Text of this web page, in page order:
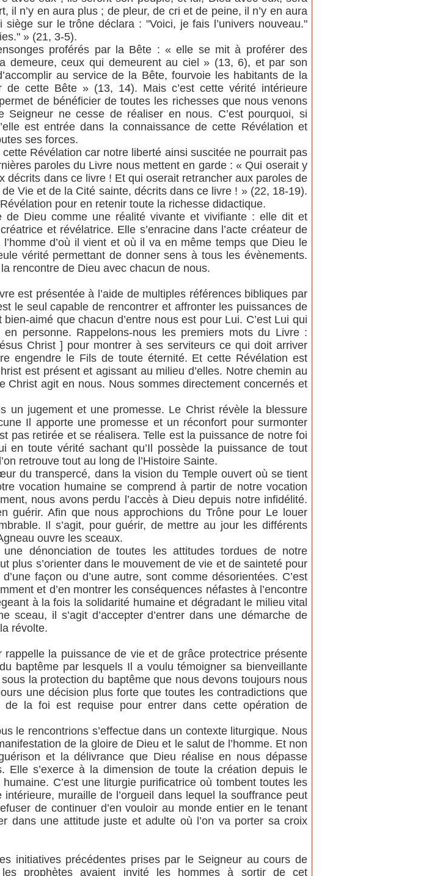
il n’y en aura plus ; de pleur, de cri et de peine, il n’y en aura
sur le trône déclara : "Voici, je fais l’univers nouveau."
» (21, 3-5).
proférés par la Bête : « elle se mit à proférer des
demeure, ceux qui demeurent au ciel » (13, 6), et par son
au service de la Bête, fourvoie les habitants de la
cette Bête » (13, 14). Mais c’est cette vérité intérieure
de bénéficier de toutes les richesses que nous venons
ne cesse de réaliser en nous. C’est pourquoi, si
est entrée dans la connaissance de cette Révélation et
ses forces.
Révélation car notre liberté ainsi suscitée ne pourrait pas
paroles du Livre nous mettent en garde : « Qui oserait y
dans ce livre ! Et qui oserait retrancher aux paroles de
Vie et de la Cité sainte, décrits dans ce livre ! » (22, 18-19).
pour en retenir toute la richesse didactique.
de Dieu comme une réalité vivante et vivifiante : elle dit et
et révélatrice. Elle s’enracine dans l’acte créateur de
d’où il vient et où il va en même temps que Dieu le
vérité permettant de donner sens à tous les évènements.
rencontre de Dieu avec chacun de nous.
est présentée à l’aide de multiples références bibliques par
le seul capable de rencontrer et affronter les puissances de
aimé que chacun d’entre nous est pour Lui. C’est Lui qui
personne. Rappelons-nous les premiers mots du Livre :
Christ ] pour montrer à ses serviteurs ce qui doit arriver
engendre le Fils de toute éternité. Et cette Révélation est
est présent et agissant au milieu d’elles. Notre chemin au
agit en nous. Nous sommes directement concernés et
un jugement et une promesse. Le Christ révèle la blessure
Il apporte une promesse et un réconfort pour surmonter
pas retirée et se réalisera. Telle est la puissance de notre foi
toute vérité sachant qu’Il possède la puissance de tout
retrouve tout au long de l’Histoire Sainte.
du transpercé, dans la vision du Temple ouvert où se tient
vocation humaine se comprend à partir de notre vocation
nous avons perdu l’accès à Dieu depuis notre infidélité.
guérir. Afin que nous approchions du Trône pour Le louer
Il s’agit, pour guérir, de mettre au jour les différents
ouvre les sceaux.
dénonciation de toutes les attitudes tordues de notre
plus s’orienter dans le mouvement de vie et de sainteté pour
façon ou d’une autre, sont comme désorientées. C’est
et d’en montrer les conséquences néfastes à l’encontre
à la fois la solidarité humaine et dégradant le milieu vital
sceau, il s’agit d’accepter d’entrer dans une démarche de
révolte.
la puissance de vie et de grâce protectrice présente
baptême par lesquels Il a voulu témoigner sa bienveillante
la protection du baptême que nous devons toujours nous
une décision plus forte que toutes les contradictions que
de la foi est requise pour entrer dans cette opération de
le rencontrions s’effectue dans un contexte liturgique. Nous
de la gloire de Dieu et le salut de l’homme. Et non
et la délivrance que Dieu réalise en nous dépasse
Elle s’exerce à la dimension de toute la création depuis le
C’est une liturgie purificatrice où tombent toutes les
muraille de l’orgueil dans lequel la souffrance peut
de continuer d’en vouloir au monde entier en le tenant
dans une attitude juste et adulte où l’on va porter sa croix
initiatives précédentes prises par le Seigneur au cours de
les prophètes avaient invité les hommes à sortir de cet